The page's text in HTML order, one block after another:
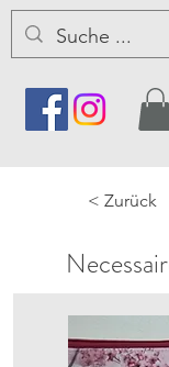
< Zurück